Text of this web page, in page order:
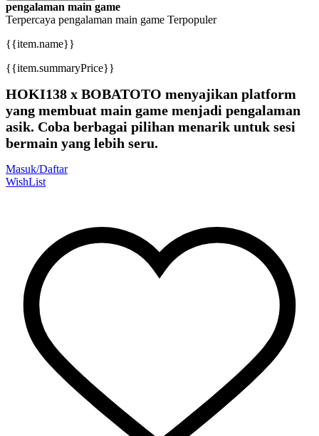
pengalaman main game
Terpercaya pengalaman main game Terpopuler
{{item.name}}
{{item.summaryPrice}}
HOKI138 x BOBATOTO menyajikan platform
yang membuat main game menjadi pengalaman
asik. Coba berbagai pilihan menarik untuk sesi
bermain yang lebih seru.
Masuk/Daftar
WishList